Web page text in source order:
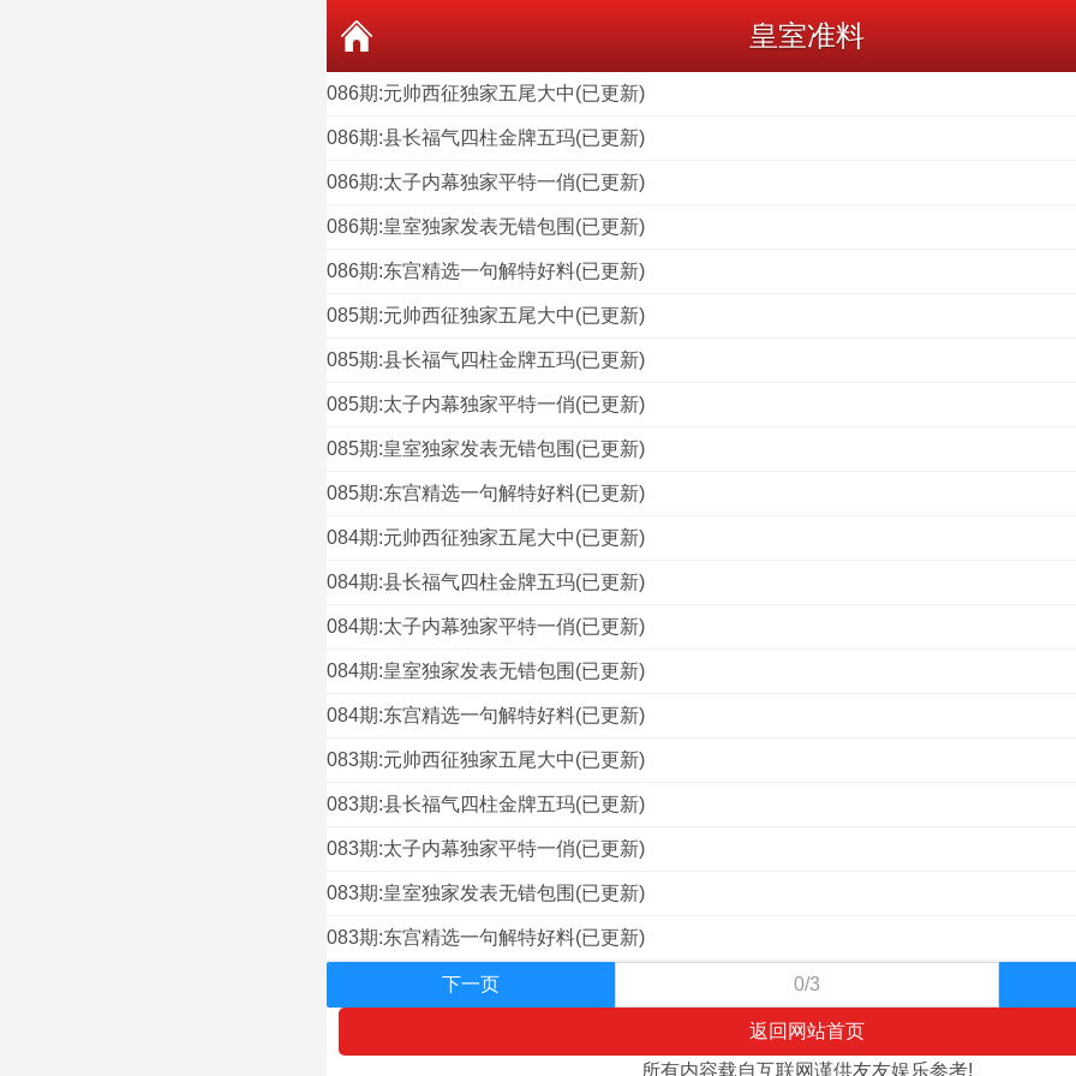
皇室准料
086期:元帅西征独家五尾大中(已更新)
086期:县长福气四柱金牌五玛(已更新)
086期:太子内幕独家平特一俏(已更新)
086期:皇室独家发表无错包围(已更新)
086期:东宫精选一句解特好料(已更新)
085期:元帅西征独家五尾大中(已更新)
085期:县长福气四柱金牌五玛(已更新)
085期:太子内幕独家平特一俏(已更新)
085期:皇室独家发表无错包围(已更新)
085期:东宫精选一句解特好料(已更新)
084期:元帅西征独家五尾大中(已更新)
084期:县长福气四柱金牌五玛(已更新)
084期:太子内幕独家平特一俏(已更新)
084期:皇室独家发表无错包围(已更新)
084期:东宫精选一句解特好料(已更新)
083期:元帅西征独家五尾大中(已更新)
083期:县长福气四柱金牌五玛(已更新)
083期:太子内幕独家平特一俏(已更新)
083期:皇室独家发表无错包围(已更新)
083期:东宫精选一句解特好料(已更新)
下一页 0/3
返回网站首页
所有内容载自互联网谨供友友娱乐参考!